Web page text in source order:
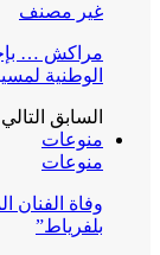
غير مصنف
مراكش …
الوطنية
السابق التالي
منوعات
منوعات
وفاة الفنان
بلفرياط”